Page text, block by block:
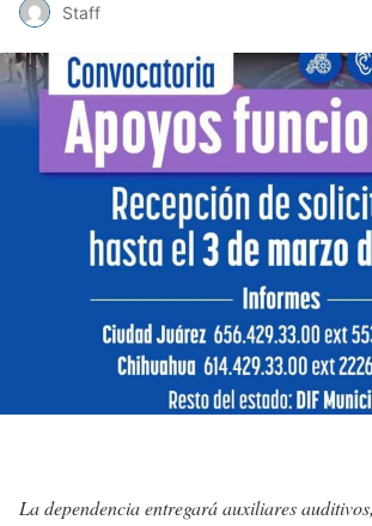
Staff
La dependencia entregará auxiliares